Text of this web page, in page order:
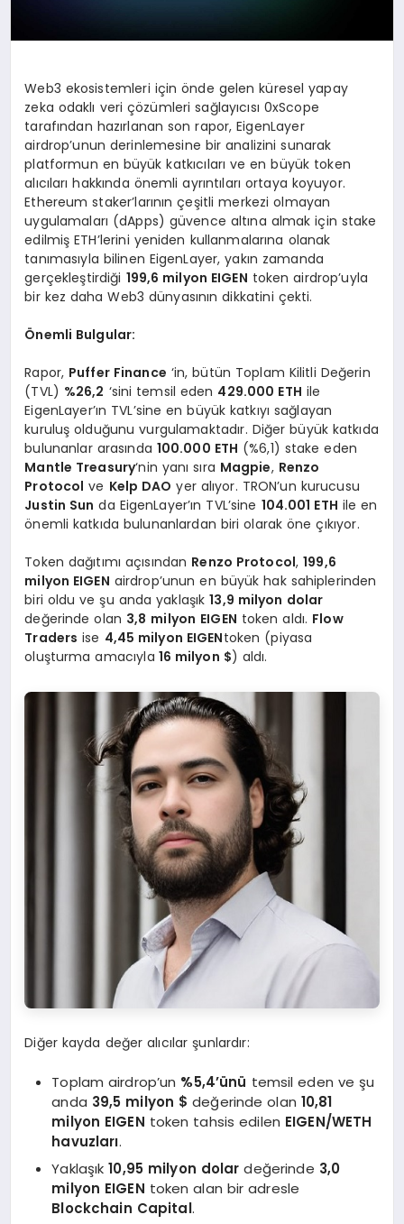
Web3 ekosistemleri için önde gelen küresel yapay
zeka odaklı veri çözümleri sağlayıcısı 0xScope
tarafından hazırlanan son rapor, EigenLayer
airdrop’unun derinlemesine bir analizini sunarak
platformun en büyük katkıcıları ve en büyük token
alıcıları hakkında önemli ayrıntıları ortaya koyuyor.
Ethereum staker’larının çeşitli merkezi olmayan
uygulamaları (dApps) güvence altına almak için stake
edilmiş ETH’lerini yeniden kullanmalarına olanak
tanımasıyla bilinen EigenLayer, yakın zamanda
gerçekleştirdiği 199,6 milyon EIGEN token airdrop’uyla
bir kez daha Web3 dünyasının dikkatini çekti.
Önemli Bulgular:
Rapor, Puffer Finance ‘in, bütün Toplam Kilitli Değerin
(TVL) %26,2 ‘sini temsil eden 429.000 ETH ile
EigenLayer’ın TVL’sine en büyük katkıyı sağlayan
kuruluş olduğunu vurgulamaktadır. Diğer büyük katkıda
bulunanlar arasında 100.000 ETH (%6,1) stake eden
Mantle Treasury‘nin yanı sıra Magpie, Renzo
Protocol ve Kelp DAO yer alıyor. TRON’un kurucusu
Justin Sun da EigenLayer’ın TVL’sine 104.001 ETH ile en
önemli katkıda bulunanlardan biri olarak öne çıkıyor.
Token dağıtımı açısından Renzo Protocol,199,6
milyon EIGEN airdrop’unun en büyük hak sahiplerinden
biri oldu ve şu anda yaklaşık13,9 milyon dolar
değerinde olan 3,8 milyon EIGEN token aldı. Flow
Traders ise 4,45 milyon EIGENtoken (piyasa
oluşturma amacıyla 16 milyon $) aldı.
Diğer kayda değer alıcılar şunlardır:
Toplam airdrop’un %5,4’ünü temsil eden ve şu
anda 39,5 milyon $ değerinde olan 10,81
milyon EIGEN token tahsis edilen EIGEN/WETH
havuzları.
Yaklaşık10,95 milyon dolar değerinde 3,0
milyon EIGEN token alan bir adresle
Blockchain Capital.